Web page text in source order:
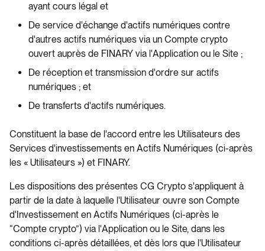
ayant cours légal et
De service d'échange d'actifs numériques contre
d'autres actifs numériques via un Compte crypto
ouvert auprès de FINARY via l'Application ou le Site ;
De réception et transmission d'ordre sur actifs
numériques ; et
De transferts d'actifs numériques.
Constituent la base de l'accord entre les Utilisateurs des
Services d'investissements en Actifs Numériques (ci-après
les « Utilisateurs ») et FINARY.
Les dispositions des présentes CG Crypto s'appliquent à
partir de la date à laquelle l'Utilisateur ouvre son Compte
d'Investissement en Actifs Numériques (ci-après le
“Compte crypto”) via l'Application ou le Site, dans les
conditions ci-après détaillées, et dès lors que l'Utilisateur